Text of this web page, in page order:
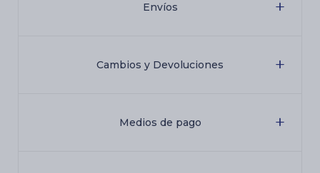
Envíos
Cambios y Devoluciones
Medios de pago
Aromatizantes de ambientes
Artículos Esotéricos